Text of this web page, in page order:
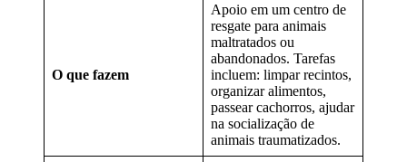
O que fazem
Apoio em um centro de
resgate para animais
maltratados ou
abandonados. Tarefas
incluem: limpar recintos,
organizar alimentos,
passear cachorros, ajudar
na socialização de
animais traumatizados.